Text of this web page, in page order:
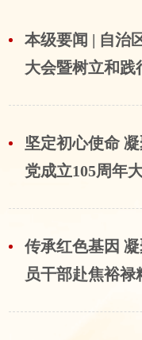
本级要闻 | 自治
大会暨树立和践
坚定初心使命
党成立105周年
传承红色基因
员干部赴焦裕